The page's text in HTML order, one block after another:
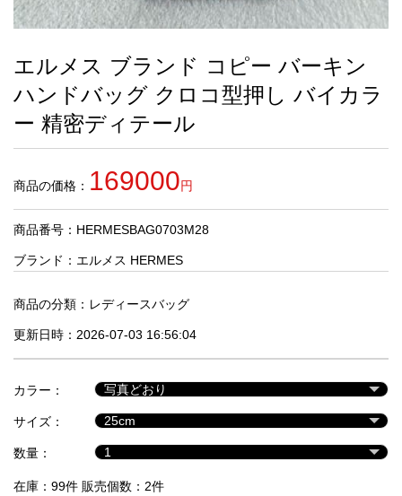
品
す
商
人
気
商
セ
ル
品
エルメス ブランド コピー バーキン
ハンドバッグ クロコ型押し バイカラ
ー 精密ディテール
商品の価格： 169000円
商品番号：HERMESBAG0703M28
ブランド： エルメス HERMES
商品の分類： レディースバッグ
更新日時：2026-07-03 16:56:04
カラー：
サイズ：
数量：
在庫：99件 販売個数：2件